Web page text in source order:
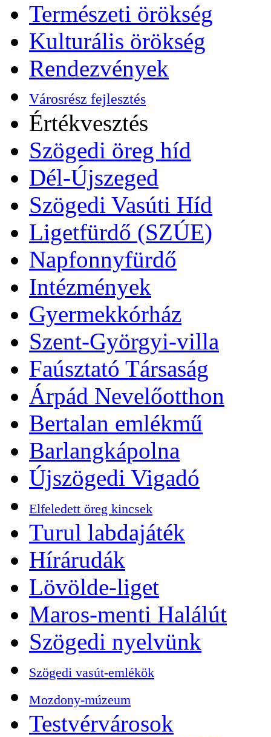
Természeti örökség
Kulturális örökség
Rendezvények
Városrész fejlesztés
Értékvesztés
Szögedi öreg híd
Dél-Újszeged
Szögedi Vasúti Híd
Ligetfürdő (SZÚE)
Napfonnyfürdő
Intézmények
Gyermekkórház
Szent-Györgyi-villa
Faúsztató Társaság
Árpád Nevelőotthon
Bertalan emlékmű
Barlangkápolna
Újszögedi Vigadó
Elfeledett öreg kincsek
Turul labdajáték
Hírárudák
Lövölde-liget
Maros-menti Halálút
Szögedi nyelvünk
Szögedi vasút-emlékök
Mozdony-múzeum
Testvérvárosok